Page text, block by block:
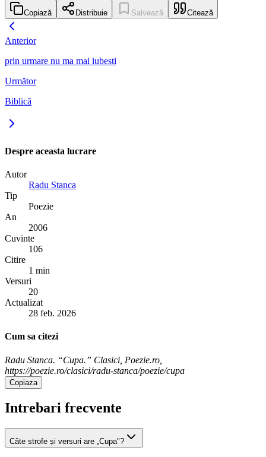
Copiază Distribuie Salvează Citează
Anterior
prin urmare nu ma mai iubesti
Următor
Biblică
Despre aceasta lucrare
Autor
Radu Stanca
Tip
Poezie
An
2006
Cuvinte
106
Citire
1 min
Versuri
20
Actualizat
28 feb. 2026
Cum sa citezi
Radu Stanca. “Cupa.” Clasici, Poezie.ro,
https://poezie.ro/clasici/radu-stanca/poezie/cupa
Copiaza
Intrebari frecvente
Câte strofe și versuri are „Cupa"?